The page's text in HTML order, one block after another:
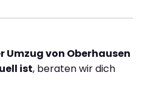
Umzug von Oberhausen
ist, beraten wir dich